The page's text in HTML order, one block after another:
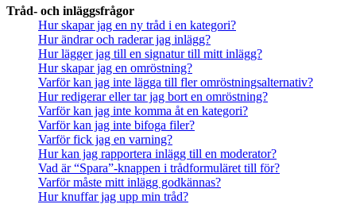
Tråd- och inläggsfrågor
Hur skapar jag en ny tråd i en kategori?
Hur ändrar och raderar jag inlägg?
Hur lägger jag till en signatur till mitt inlägg?
Hur skapar jag en omröstning?
Varför kan jag inte lägga till fler omröstningsalternativ?
Hur redigerar eller tar jag bort en omröstning?
Varför kan jag inte komma åt en kategori?
Varför kan jag inte bifoga filer?
Varför fick jag en varning?
Hur kan jag rapportera inlägg till en moderator?
Vad är “Spara”-knappen i trådformuläret till för?
Varför måste mitt inlägg godkännas?
Hur knuffar jag upp min tråd?